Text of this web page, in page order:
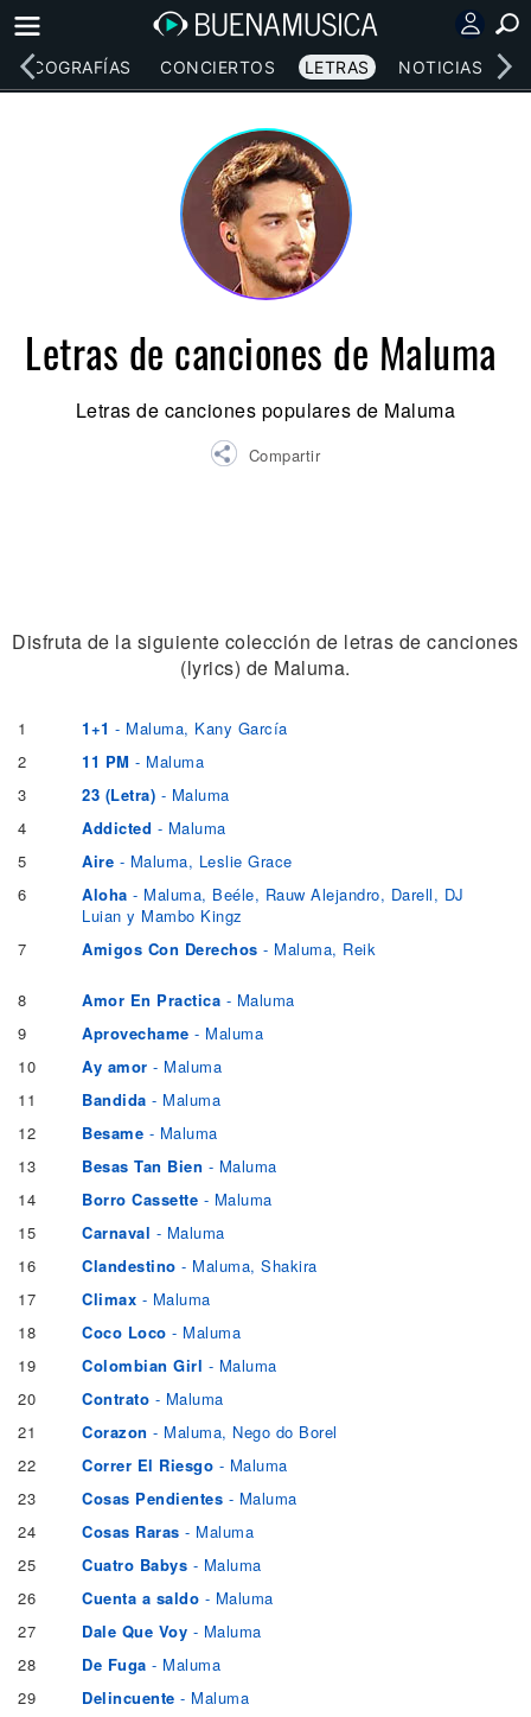
DISCOGRAFÍAS CONCIERTOS LETRAS NOTICIAS
Letras de canciones de Maluma
Letras de canciones populares de Maluma
Compartir
Disfruta de la siguiente colección de letras de canciones
(lyrics) de Maluma.
1 1+1 - Maluma, Kany García
2
11 PM - Maluma
3
23 (Letra) - Maluma
4
Addicted - Maluma
5
Aire - Maluma, Leslie Grace
6
Aloha - Maluma, Beéle, Rauw Alejandro, Darell, DJ
Luian y Mambo Kingz
7
Amigos Con Derechos - Maluma, Reik
8 Amor En Practica - Maluma
9
Aprovechame - Maluma
10
Ay amor - Maluma
11
Bandida - Maluma
12
Besame - Maluma
13
Besas Tan Bien - Maluma
14
Borro Cassette - Maluma
15
Carnaval - Maluma
16
Clandestino - Maluma, Shakira
17
Climax - Maluma
18
Coco Loco - Maluma
19
Colombian Girl - Maluma
20
Contrato - Maluma
21
Corazon - Maluma, Nego do Borel
22
Correr El Riesgo - Maluma
23
Cosas Pendientes - Maluma
24
Cosas Raras - Maluma
25
Cuatro Babys - Maluma
26
Cuenta a saldo - Maluma
27
Dale Que Voy - Maluma
28
De Fuga - Maluma
29
Delincuente - Maluma